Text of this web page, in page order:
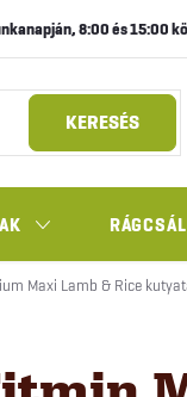
8:00 és 15:00
KERESÉS
Maxi Lamb & Rice